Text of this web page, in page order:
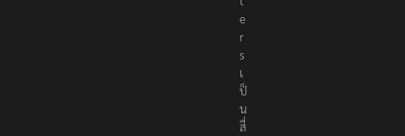
e
r
s
เ
ป็
น
สื่